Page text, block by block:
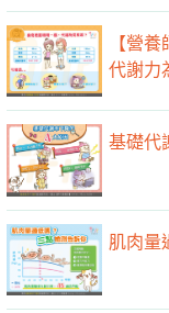
【營
代謝力
基礎代
肌肉量